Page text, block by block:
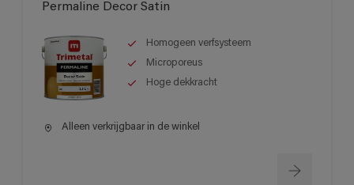
Permaline Decor Satin
Homogeen verfsysteem
Microporeus
Hoge dekkracht
Alleen verkrijgbaar in de winkel